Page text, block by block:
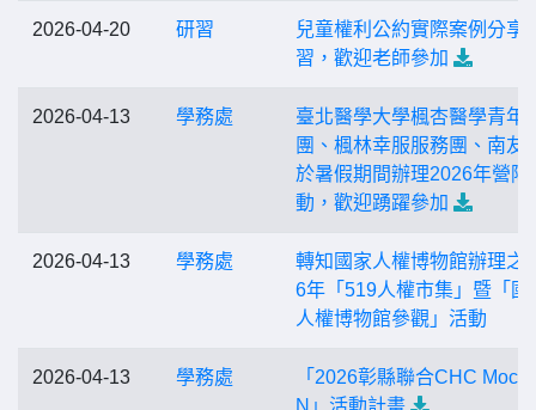
2026-04-20 研習
兒童權利公約實際案例分享
習，歡迎老師參加
2026-04-13 學務處
臺北醫學大學楓杏醫學青年
團、楓林幸服服務團、南友
於暑假期間辦理2026年營隊
動，歡迎踴躍參加
2026-04-13 學務處
轉知國家人權博物館辦理之
6年「519人權市集」暨「國
人權博物館參觀」活動
2026-04-13 學務處
「2026彰縣聯合CHC Mock
N」活動計畫